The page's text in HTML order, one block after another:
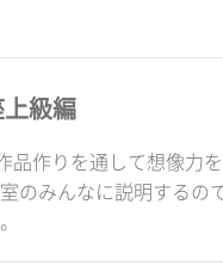
上級編
品作りを通して想像力
のみんなに説明するの